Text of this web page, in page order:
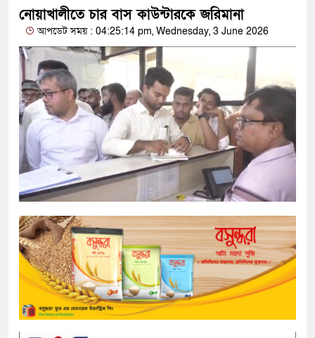
নোয়াখালীতে চার বাস কাউন্টারকে জরিমানা
আপডেট সময় : 04:25:14 pm, Wednesday, 3 June 2026